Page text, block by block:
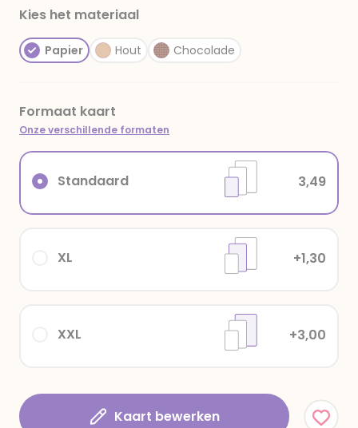
Kies het materiaal
Papier Hout Chocolade
Formaat kaart
Onze verschillende formaten
XXL +3,00
XL +1,30
Standaard 3,49
Kaart bewerken